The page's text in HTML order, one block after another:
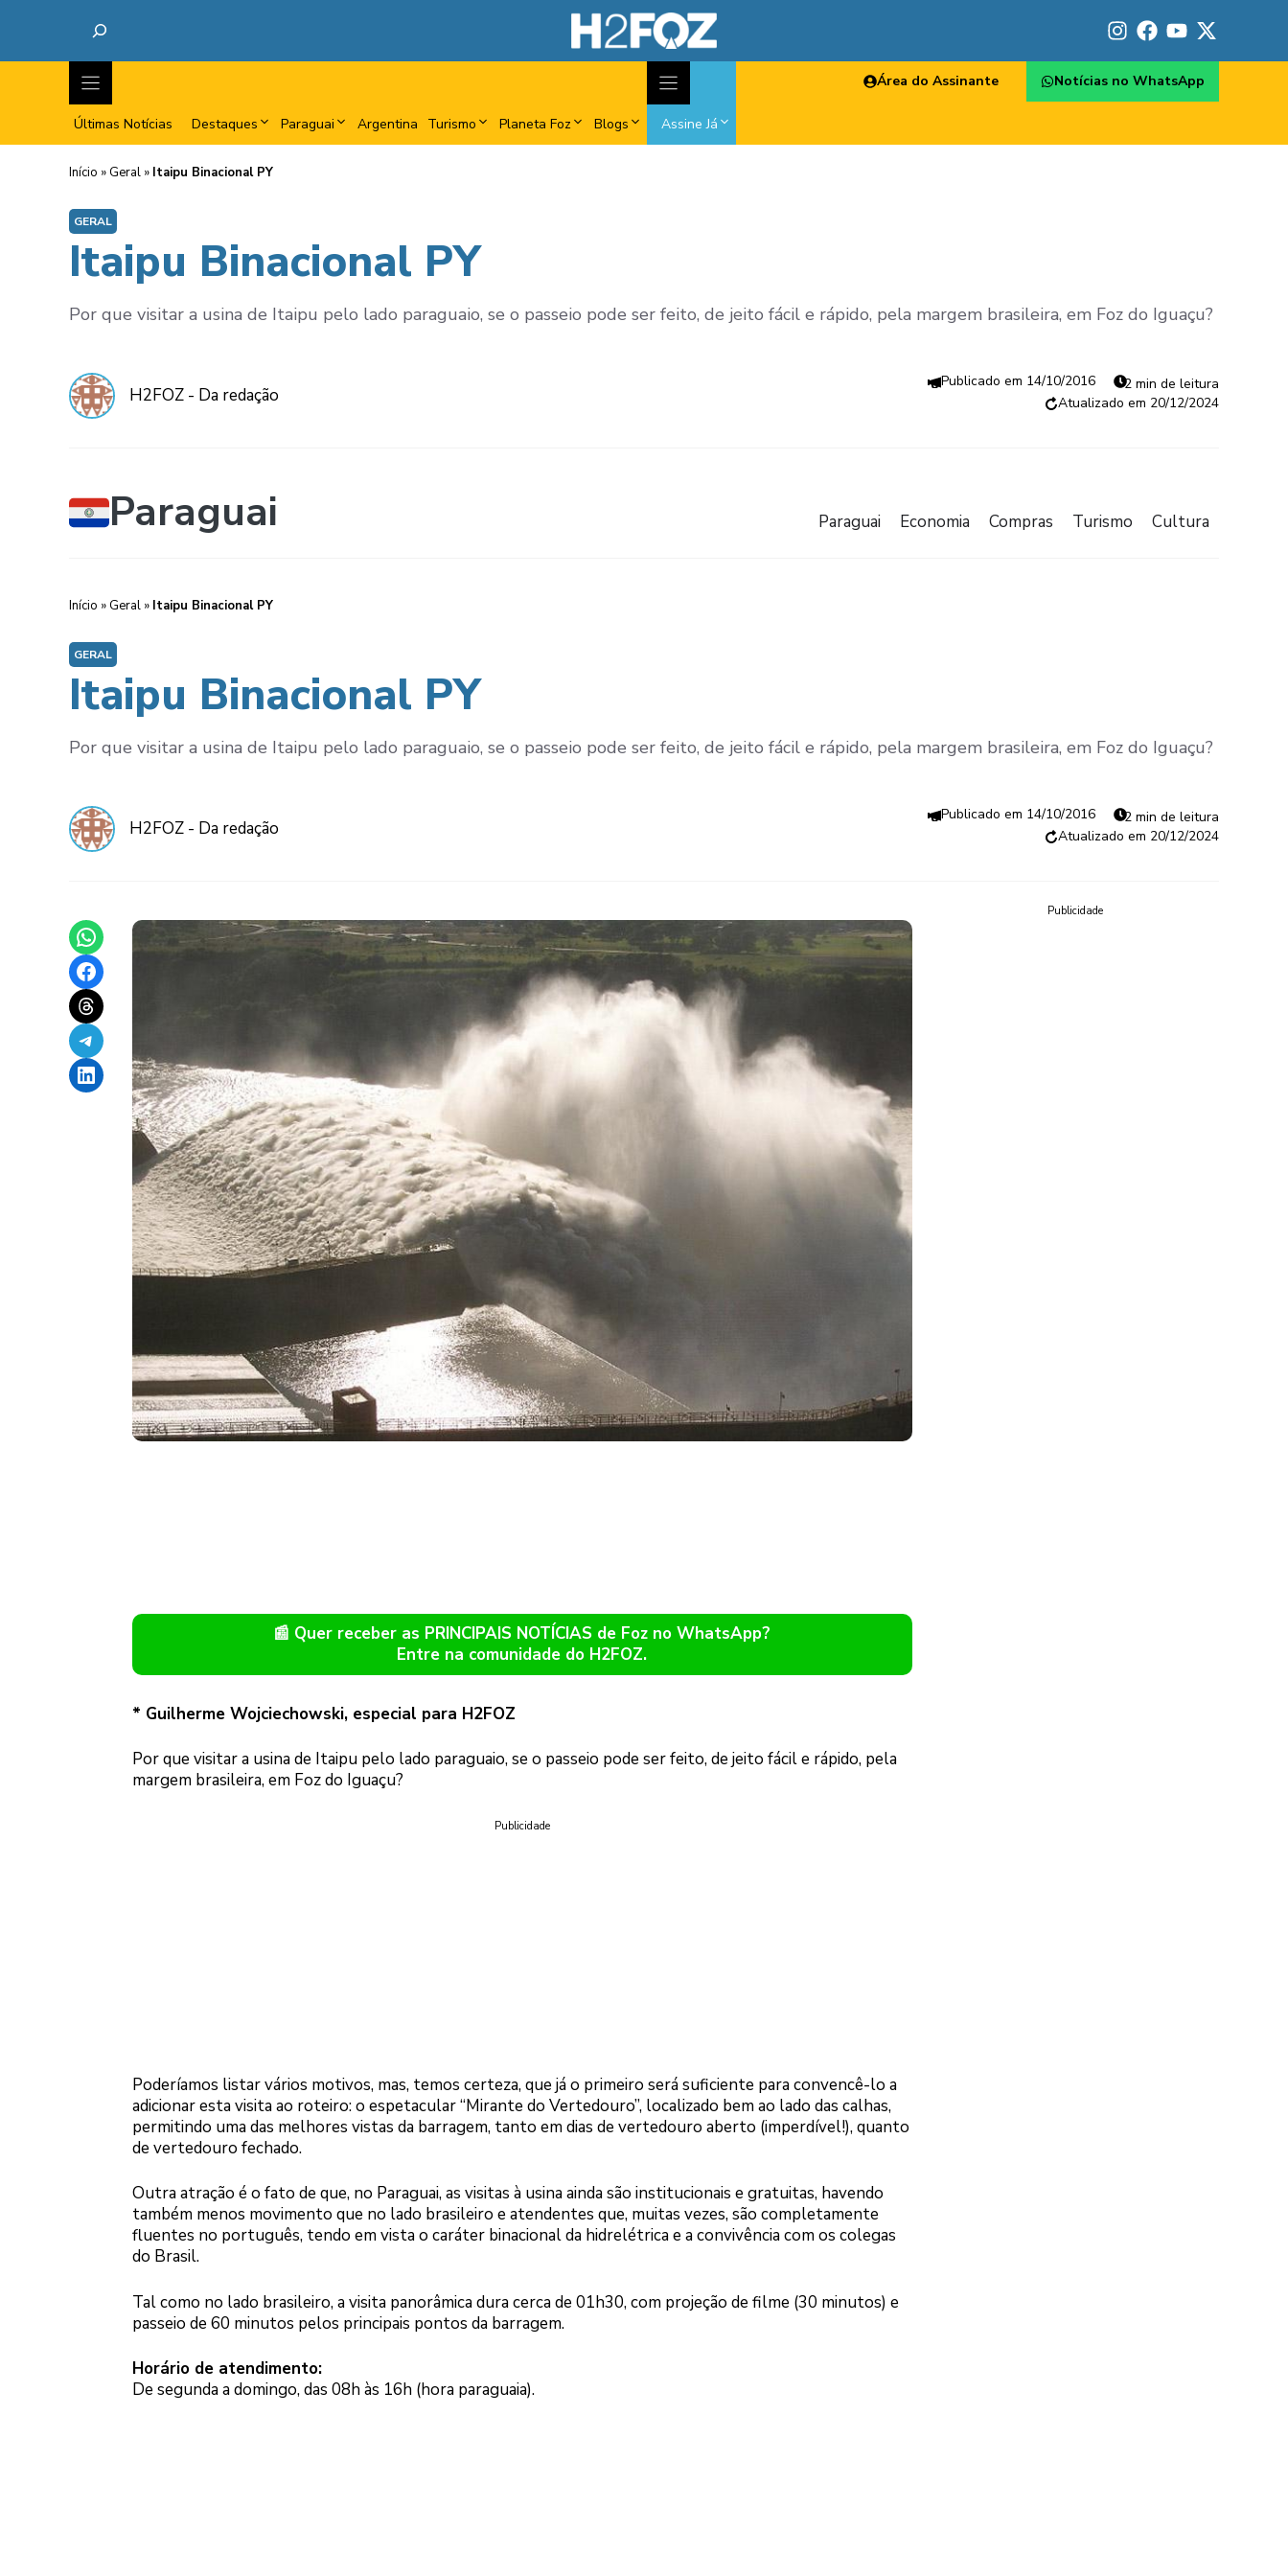
Últimas Notícias Destaques Paraguai Argentina Turismo Planeta Foz Blogs Assine Já
Área do Assinante Notícias no WhatsApp
Início » Geral » Itaipu Binacional PY
GERAL
Itaipu Binacional PY
Por que visitar a usina de Itaipu pelo lado paraguaio, se o passeio pode ser feito, de jeito fácil e rápido, pela margem brasileira, em Foz do Iguaçu?
H2FOZ - Da redação
14/10/2016
2 min de leitura
20/12/2024
Paraguai Paraguai Economia Compras Turismo Cultura
Início » Geral » Itaipu Binacional PY
GERAL
Itaipu Binacional PY
Por que visitar a usina de Itaipu pelo lado paraguaio, se o passeio pode ser feito, de jeito fácil e rápido, pela margem brasileira, em Foz do Iguaçu?
H2FOZ - Da redação
14/10/2016
2 min de leitura
20/12/2024
Share on WhatsApp
Share on Facebook
Share on Threads
Share on Telegram
Share on LinkedIn
📰 Quer receber as PRINCIPAIS NOTÍCIAS de Foz no WhatsApp?
Entre na comunidade do H2FOZ.
* Guilherme Wojciechowski, especial para H2FOZ
Por que visitar a usina de Itaipu pelo lado paraguaio, se o passeio pode ser feito, de jeito fácil e rápido, pela
margem brasileira, em Foz do Iguaçu?
Publicidade
Poderíamos listar vários motivos, mas, temos certeza, que já o primeiro será suficiente para convencê-lo a
adicionar esta visita ao roteiro: o espetacular “Mirante do Vertedouro”, localizado bem ao lado das calhas,
permitindo uma das melhores vistas da barragem, tanto em dias de vertedouro aberto (imperdível!), quanto
de vertedouro fechado.
Outra atração é o fato de que, no Paraguai, as visitas à usina ainda são institucionais e gratuitas, havendo
também menos movimento que no lado brasileiro e atendentes que, muitas vezes, são completamente
fluentes no português, tendo em vista o caráter binacional da hidrelétrica e a convivência com os colegas
do Brasil.
Tal como no lado brasileiro, a visita panorâmica dura cerca de 01h30, com projeção de filme (30 minutos) e
passeio de 60 minutos pelos principais pontos da barragem.
Horário de atendimento:
De segunda a domingo, das 08h às 16h (hora paraguaia).
Publicidade